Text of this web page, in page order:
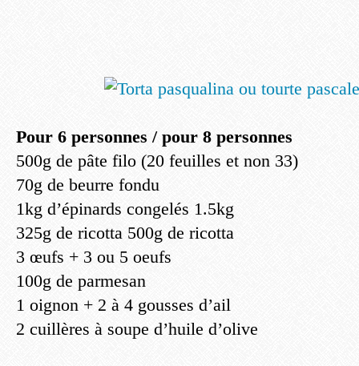
Pour 6 personnes / pour 8 personnes
500g de pâte filo (20 feuilles et non 33)
70g de beurre fondu
1kg d’épinards congelés 1.5kg
325g de ricotta 500g de ricotta
3 œufs + 3 ou 5 oeufs
100g de parmesan
1 oignon + 2 à 4 gousses d’ail
2 cuillères à soupe d’huile d’olive